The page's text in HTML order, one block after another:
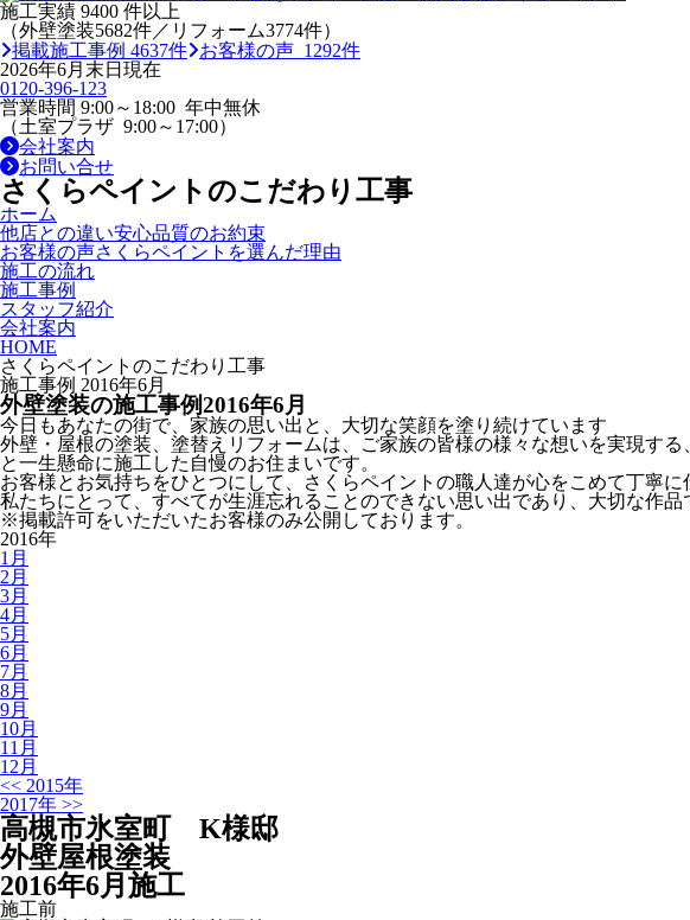
施工実績 9400 件以上
（外壁塗装5682件／リフォーム3774件）
掲載施工事例 4637件
お客様の声 1292件
2026年6月末日現在
0120-396-123
営業時間 9:00～18:00 年中無休
（土室プラザ 9:00～17:00）
会社案内
お問い合せ
さくらペイントのこだわり工事
ホーム
他店との違い安心品質のお約束
お客様の声さくらペイントを選んだ理由
施工の流れ
施工事例
スタッフ紹介
会社案内
HOME
さくらペイントのこだわり工事
施工事例 2016年6月
外壁塗装の施工事例2016年6月
今日もあなたの街で、家族の思い出と、大切な笑顔を塗り続けています
外壁・屋根の塗装、塗替えリフォームは、ご家族の皆様の様々な想いを実現す
と一生懸命に施工した自慢のお住まいです。
お客様とお気持ちをひとつにして、さくらペイントの職人達が心をこめて丁寧に
私たちにとって、すべてが生涯忘れることのできない思い出であり、大切な作品
※掲載許可をいただいたお客様のみ公開しております。
2016年
1 月
2 月
3月
4月
5月
6月
7月
8月
9月
10月
11 月
12 月
<< 2015年
2017年 >>
高槻市氷室町 K様邸
外壁屋根塗装
2016年6月施工
施工前